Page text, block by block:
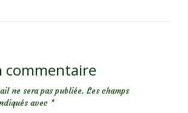
commentaire
ne sera pas publiée. Les champs
avec *